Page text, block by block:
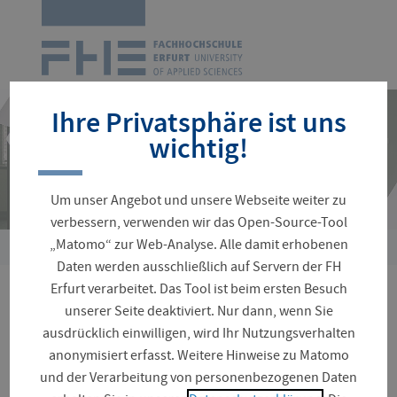
überspringen
Sie
sind
hier:
SPRACHEN | Sprachkurse
im Sommersemester 2026
Ihre Privatsphäre ist uns
wichtig!
Um unser Angebot und unsere Webseite weiter zu
verbessern, verwenden wir das Open-Source-Tool
„Matomo“ zur Web-Analyse. Alle damit erhobenen
Daten werden ausschließlich auf Servern der FH
Erfurt verarbeitet. Das Tool ist beim ersten Besuch
unserer Seite deaktiviert. Nur dann, wenn Sie
ausdrücklich einwilligen, wird Ihr Nutzungsverhalten
anonymisiert erfasst. Weitere Hinweise zu Matomo
und der Verarbeitung von personenbezogenen Daten